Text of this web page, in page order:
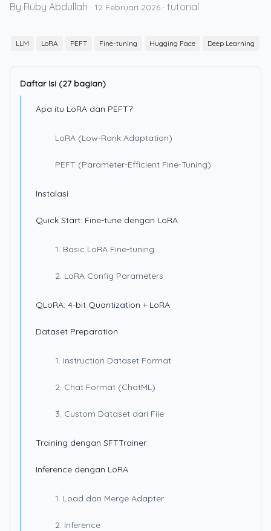
By Ruby Abdullah · 12 Februari 2026 · tutorial
LLM LoRA PEFT Fine-tuning Hugging Face Deep Learning
Daftar Isi (27 bagian)
Apa itu LoRA dan PEFT?
LoRA (Low-Rank Adaptation)
PEFT (Parameter-Efficient Fine-Tuning)
Instalasi
Quick Start: Fine-tune dengan LoRA
1. Basic LoRA Fine-tuning
2. LoRA Config Parameters
QLoRA: 4-bit Quantization + LoRA
Dataset Preparation
1. Instruction Dataset Format
2. Chat Format (ChatML)
3. Custom Dataset dari File
Training dengan SFTTrainer
Inference dengan LoRA
1. Load dan Merge Adapter
2. Inference